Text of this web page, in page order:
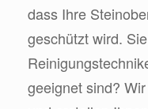
dass Ihre
geschützt wird.
geeignet sind?